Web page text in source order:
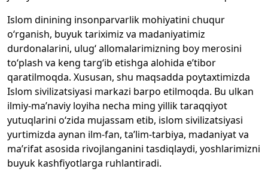
Islom dinining insonparvarlik mohiyatini chuqur
o‘rganish, buyuk tariximiz va madaniyatimiz
durdonalarini, ulug‘ allomalarimizning boy merosini
to‘plash va keng targ‘ib etishga alohida e’tibor
qaratilmoqda. Xususan, shu maqsadda poytaxtimizda
Islom sivilizatsiyasi markazi barpo etilmoqda. Bu ulkan
ilmiy-ma’naviy loyiha necha ming yillik taraqqiyot
yutuqlarini o‘zida mujassam etib, islom sivilizatsiyasi
yurtimizda aynan ilm-fan, ta’lim-tarbiya, madaniyat va
ma’rifat asosida rivojlanganini tasdiqlaydi, yoshlarimizni
buyuk kashfiyotlarga ruhlantiradi.